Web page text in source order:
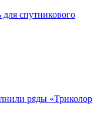
спутникового
ряды «Триколор